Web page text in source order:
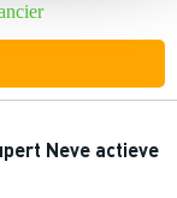
Neve actieve